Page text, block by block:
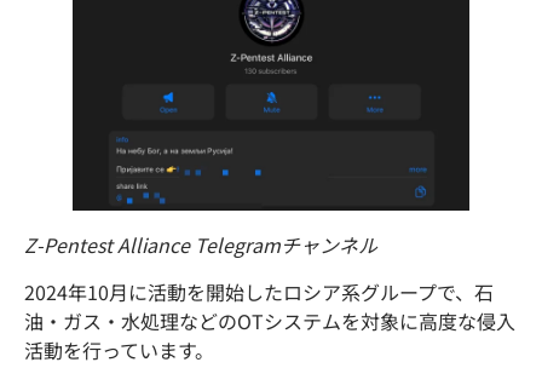
Z‑Pentest Alliance Telegramチャンネル
2024年10月に活動を開始したロシア系グループで、石
油・ガス・水処理などのOTシステムを対象に高度な侵入
活動を行っています。